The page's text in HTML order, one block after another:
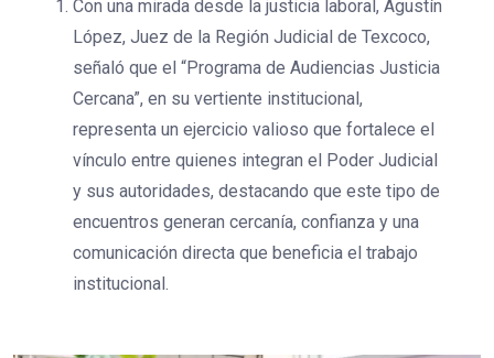
Con una mirada desde la justicia laboral, Agustín
López, Juez de la Región Judicial de Texcoco,
señaló que el “Programa de Audiencias Justicia
Cercana”, en su vertiente institucional,
representa un ejercicio valioso que fortalece el
vínculo entre quienes integran el Poder Judicial
y sus autoridades, destacando que este tipo de
encuentros generan cercanía, confianza y una
comunicación directa que beneficia el trabajo
institucional.